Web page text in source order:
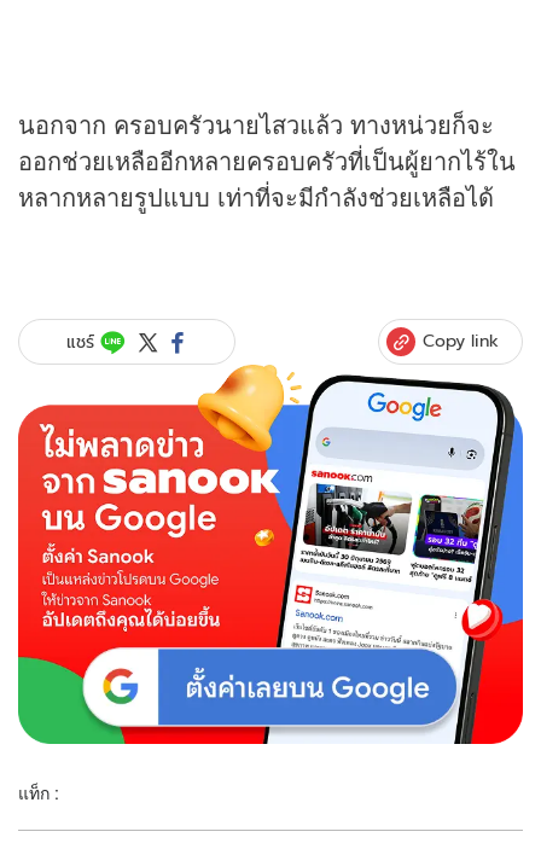
นอกจาก ครอบครัวนายไสวแล้ว ทางหน่วยก็จะ
ออกช่วยเหลืออีกหลายครอบครัวที่เป็นผู้ยากไร้ใน
หลากหลายรูปแบบ เท่าที่จะมีกำลังช่วยเหลือได้
แชร์ Copy link
แท็ก :